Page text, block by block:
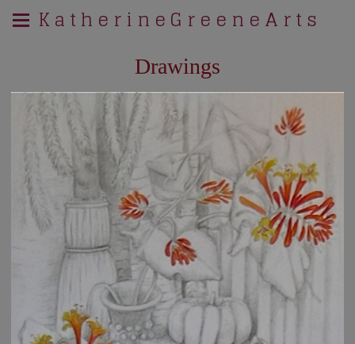
K a t h e r i n e G r e e n e A r t s
Drawings